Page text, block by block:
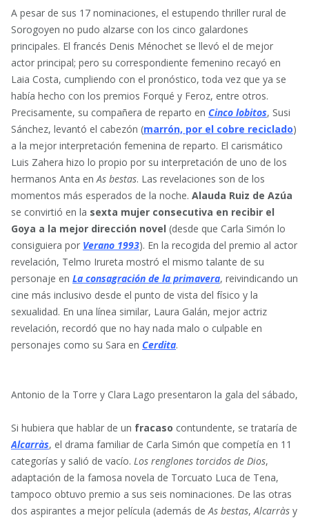
A pesar de sus 17 nominaciones, el estupendo thriller rural de
Sorogoyen no pudo alzarse con los cinco galardones
principales. El francés Denis Ménochet se llevó el de mejor
actor principal; pero su correspondiente femenino recayó en
Laia Costa, cumpliendo con el pronóstico, toda vez que ya se
había hecho con los premios Forqué y Feroz, entre otros.
Precisamente, su compañera de reparto en Cinco lobitos, Susi
Sánchez, levantó el cabezón (marrón, por el cobre reciclado)
a la mejor interpretación femenina de reparto. El carismático
Luis Zahera hizo lo propio por su interpretación de uno de los
hermanos Anta enAs bestas. Las revelaciones son de los
momentos más esperados de la noche. Alauda Ruiz de Azúa
se convirtió en la sexta mujer consecutiva en recibir el
Goya a la mejor dirección novel (desde que Carla Simón lo
consiguiera por Verano 1993). En la recogida del premio al actor
revelación, Telmo Irureta mostró el mismo talante de su
personaje en La consagración de la primavera, reivindicando un
cine más inclusivo desde el punto de vista del físico y la
sexualidad. En una línea similar, Laura Galán, mejor actriz
revelación, recordó que no hay nada malo o culpable en
personajes como su Sara en Cerdita.
Antonio de la Torre y Clara Lago presentaron la gala del sábado,
Si hubiera que hablar de un fracaso contundente, se trataría de
Alcarràs, el drama familiar de Carla Simón que competía en 11
categorías y salió de vacío. Los renglones torcidos de Dios,
adaptación de la famosa novela de Torcuato Luca de Tena,
tampoco obtuvo premio a sus seis nominaciones. De las otras
dos aspirantes a mejor película (además deAs bestas,Alcarràs y